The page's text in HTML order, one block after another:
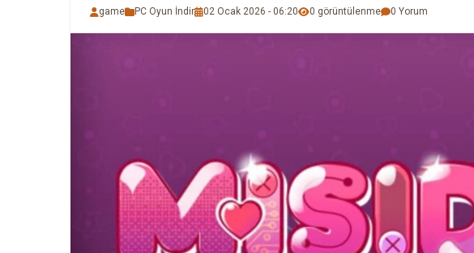
game PC Oyun İndir 02 Ocak 2026 - 06:20 0 görüntülenme 0 Yorum